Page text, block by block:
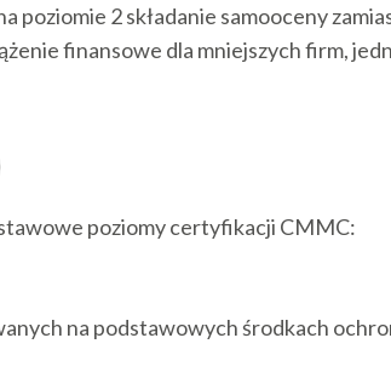
poziomie 2 składanie samooceny
finansowe dla mniejszych firm,
poziomy certyfikacji CMMC:
na podstawowych środkach